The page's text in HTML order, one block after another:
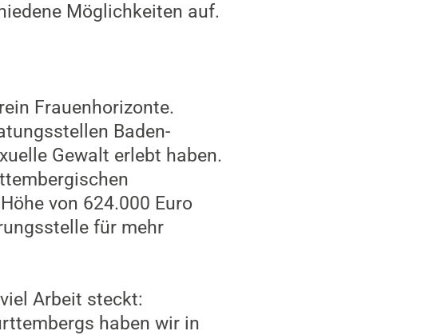
Möglichkeiten auf.
Frauenhorizonte.
Baden-
Gewalt erlebt haben.
von 624.000 Euro
für mehr
Arbeit steckt:
haben wir in